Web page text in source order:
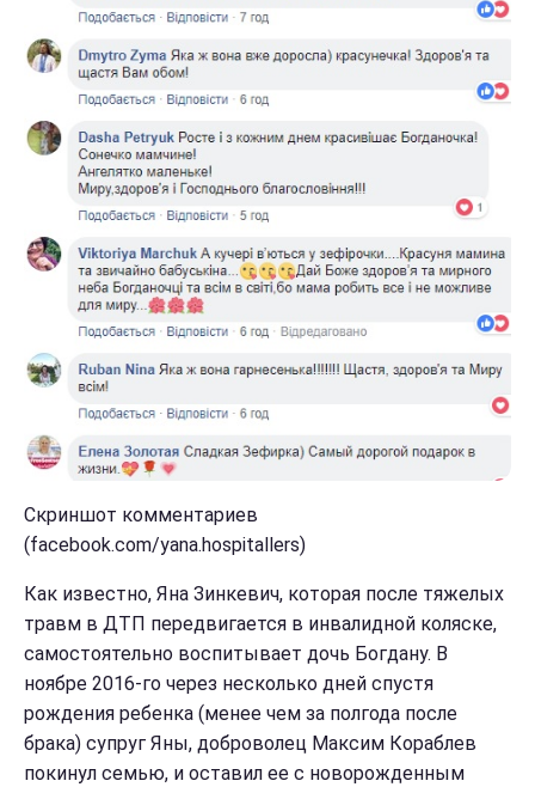
Скриншот комментариев
(facebook.com/yana.hospitallers)
Как известно, Яна Зинкевич, которая после тяжелых
травм в ДТП передвигается в инвалидной коляске,
самостоятельно воспитывает дочь Богдану. В
ноябре 2016-го через несколько дней спустя
рождения ребенка (менее чем за полгода после
брака) супруг Яны, доброволец Максим Кораблев
покинул семью, и оставил ее с новорожденным